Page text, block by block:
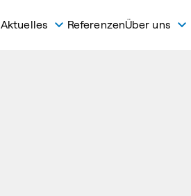
Aktuelles ReferenzenÜber uns